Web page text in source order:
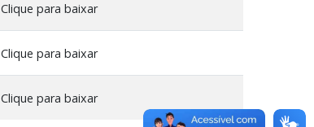
Clique para baixar
Clique para baixar
Clique para baixar